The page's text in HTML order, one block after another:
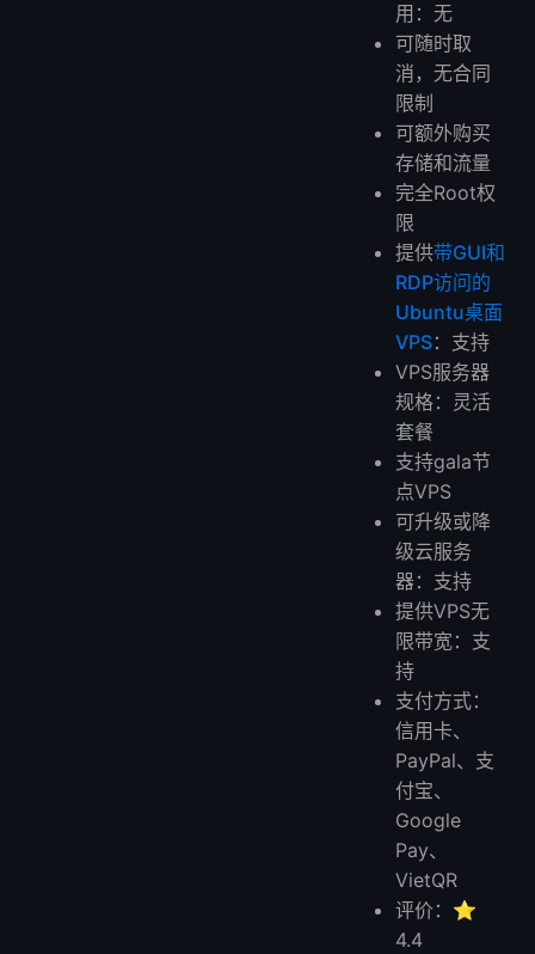
用：无
可随时取
消，无合同
限制
可额外购买
存储和流量
完全Root权
限
提供带GUI和
RDP访问的
Ubuntu桌面
VPS：支持
VPS服务器
规格：灵活
套餐
支持gala节
点VPS
可升级或降
级云服务
器：支持
提供VPS无
限带宽：支
持
支付方式：
信用卡、
PayPal、支
付宝、
Google
Pay、
VietQR
评价：⭐
4.4